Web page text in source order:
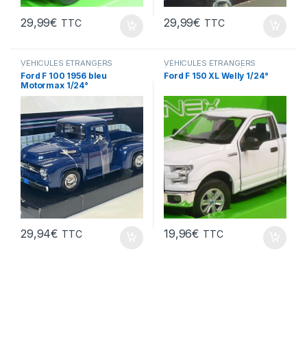
29,99€ TTC 29,99€ TTC
VÉHICULES ÉTRANGERS
(voitures,camions ...)
Ford F 100 1956 bleu
Motormax 1/24°
29,94€ TTC
VÉHICULES ÉTRANGERS
(voitures,camions ...)
Ford F 150 XL Welly 1/24°
19,96€ TTC